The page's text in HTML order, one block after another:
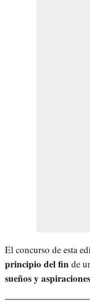
El concurso de esta
principio del fin de
sueños y